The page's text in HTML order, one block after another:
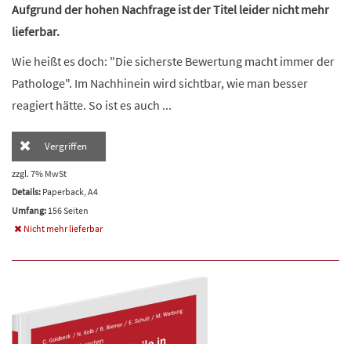
Aufgrund der hohen Nachfrage ist der Titel leider nicht mehr
lieferbar.
Wie heißt es doch: "Die sicherste Bewertung macht immer der
Pathologe". Im Nachhinein wird sichtbar, wie man besser
reagiert hätte. So ist es auch ...
Vergriffen
zzgl. 7% MwSt
Details: Paperback, A4
Umfang: 156 Seiten
Nicht mehr lieferbar